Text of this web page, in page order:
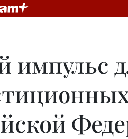
импульс